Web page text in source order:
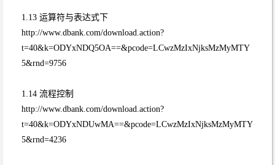
1.13 运算符与表达式下
http://www.dbank.com/download.action?
t=40&k=ODYxNDQ5OA==&pcode=LCwzMzIxNjksMzMyMTY
5&rnd=9756
1.14 流程控制
http://www.dbank.com/download.action?
t=40&k=ODYxNDUwMA==&pcode=LCwzMzIxNjksMzMyMTY
5&rnd=4236